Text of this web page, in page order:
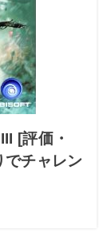
[評価・
でチャレン